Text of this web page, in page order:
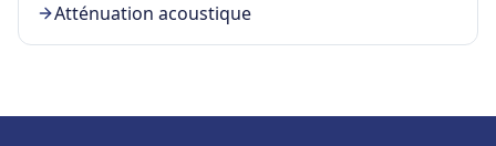
Atténuation acoustique